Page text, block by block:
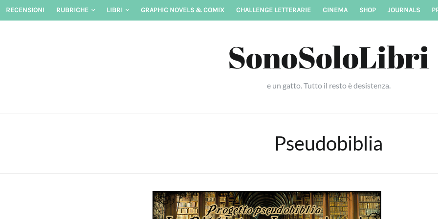
Skip
RECENSIONI RUBRICHE LIBRI GRAPHIC NOVELS & COMIX CHALLENGE LETTERARIE CINEMA SHOP JOURNALS
SonoSoloLibri
e un gatto. Tutto il resto è desistenza.
Pseudobiblia